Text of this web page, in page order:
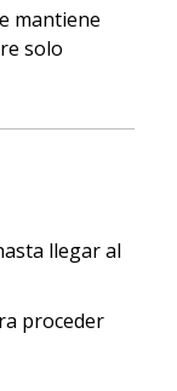
mantiene
solo
llegar al
proceder